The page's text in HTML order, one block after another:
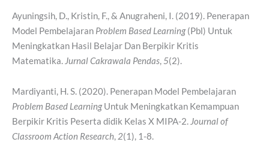
Ayuningsih, D., Kristin, F., & Anugraheni, I. (2019). Penerapan
Model Pembelajaran Problem Based Learning(Pbl) Untuk
Meningkatkan Hasil Belajar Dan Berpikir Kritis
Matematika. Jurnal Cakrawala Pendas, 5(2).
Mardiyanti, H. S. (2020). Penerapan Model Pembelajaran
Problem Based LearningUntuk Meningkatkan Kemampuan
Berpikir Kritis Peserta didik Kelas X MIPA-2. Journal of
Classroom Action Research, 2(1), 1-8.